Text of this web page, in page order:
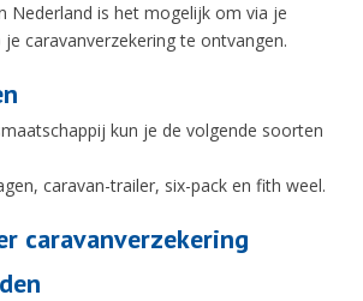
Nederland is het mogelijk om via je
caravanverzekering te ontvangen.
kun je de volgende soorten
caravan-trailer, six-pack en fith weel.
caravanverzekering